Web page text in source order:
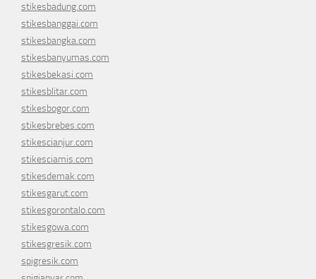
stikesbadung.com
stikesbanggai.com
stikesbangka.com
stikesbanyumas.com
stikesbekasi.com
stikesblitar.com
stikesbogor.com
stikesbrebes.com
stikescianjur.com
stikesciamis.com
stikesdemak.com
stikesgarut.com
stikesgorontalo.com
stikesgowa.com
stikesgresik.com
spigresik.com